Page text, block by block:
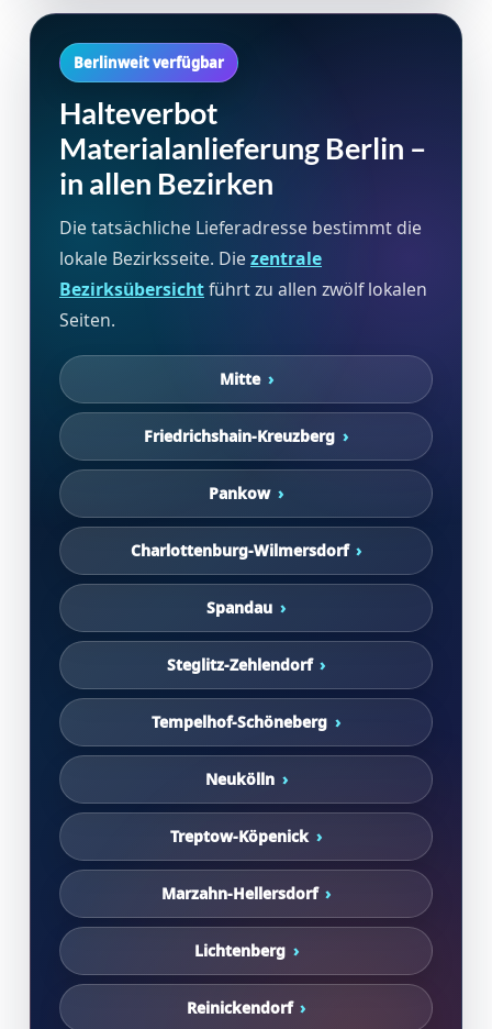
Berlinweit verfügbar
Halteverbot
Materialanlieferung Berlin –
in allen Bezirken
Die tatsächliche Lieferadresse bestimmt die
lokale Bezirksseite. Die zentrale
Bezirksübersichtführt zu allen zwölf lokalen
Seiten.
Mitte
Friedrichshain-Kreuzberg
Pankow
Charlottenburg-Wilmersdorf
Spandau
Steglitz-Zehlendorf
Tempelhof-Schöneberg
Neukölln
Treptow-Köpenick
Marzahn-Hellersdorf
Lichtenberg
Reinickendorf